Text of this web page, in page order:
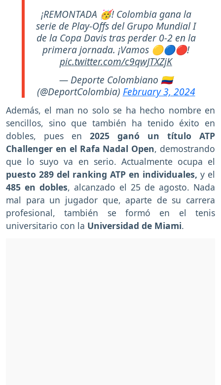
¡REMONTADA 🥳! Colombia gana la
serie de Play-Offs del Grupo Mundial I
de la Copa Davis tras perder 0-2 en la
primera jornada. ¡Vamos 🟡🔵🔴!
pic.twitter.com/c9qwJTXZjK
— Deporte Colombiano 🇨🇴
(@DeportColombia) February 3, 2024
Además, el man no solo se ha hecho nombre en
sencillos, sino que también ha tenido éxito en
dobles, pues en 2025 ganó un título ATP
Challenger en el Rafa Nadal Open, demostrando
que lo suyo va en serio. Actualmente ocupa el
puesto 289 del ranking ATP en individuales, y el
485 en dobles, alcanzado el 25 de agosto. Nada
mal para un jugador que, aparte de su carrera
profesional, también se formó en el tenis
universitario con la Universidad de Miami.